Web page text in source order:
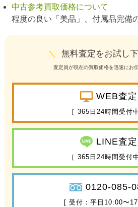
中古参考買取価格について
程度の良い「美品」、付属品完備
＼ 無料査定をお試し
査定員が現在の買取価格を迅速にお
WEB査定
［ 365日24時間受付
LINE査定
［ 365日24時間受付
0120-085-
[ 受付：平日10:00〜